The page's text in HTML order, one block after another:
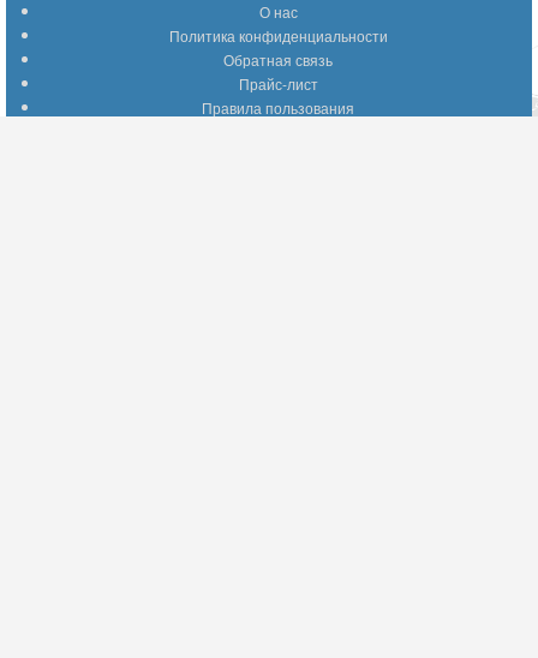
О нас
Политика конфиденциальности
Обратная связь
Прайс-лист
Правила пользования